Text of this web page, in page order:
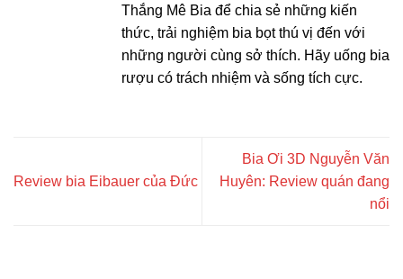
Thắng Mê Bia để chia sẻ những kiến
thức, trải nghiệm bia bọt thú vị đến với
những người cùng sở thích. Hãy uống bia
rượu có trách nhiệm và sống tích cực.
Review bia Eibauer của Đức
Bia Ơi 3D Nguyễn Văn
Huyên: Review quán đang
nổi